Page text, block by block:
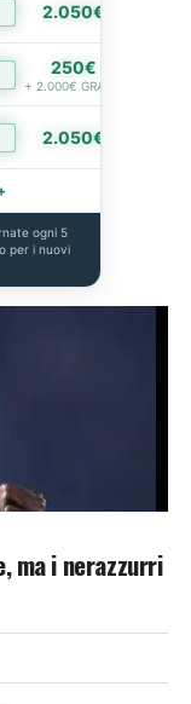
2.050€
250€
+ 2.000€ GRATIS
2.050€
ogni 5
per i nuovi
ma i nerazzurri